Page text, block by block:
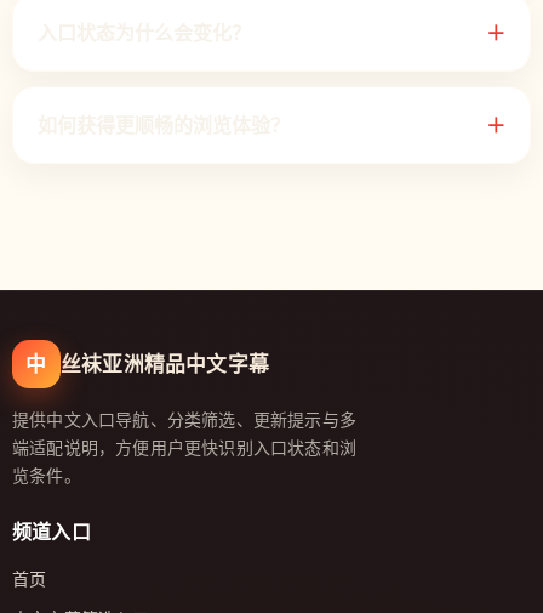
＋
＋
中 丝袜亚洲精品中文字幕
提供中文入口导航、分类筛选、更新提示与多
端适配说明，方便用户更快识别入口状态和浏
览条件。
频道入口
首页